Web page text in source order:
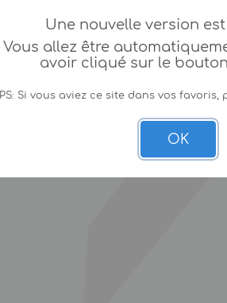
Une nouvelle version
Vous allez être
avoir cliqué sur le
PS: Si vous aviez ce site dans vos favoris,
OK